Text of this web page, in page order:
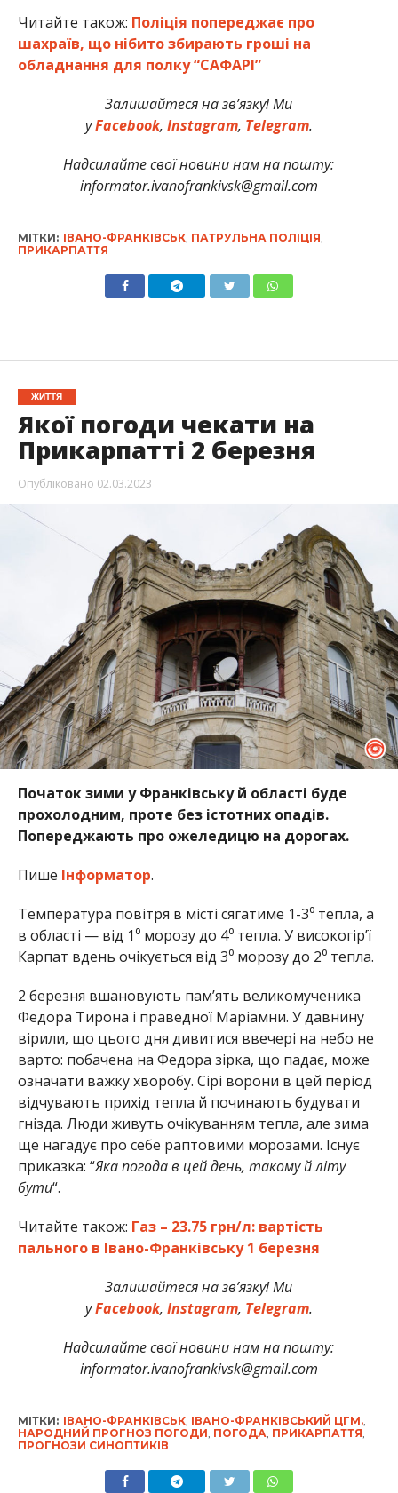
Читайте також: Поліція попереджає про
шахраїв, що нібито збирають гроші на
обладнання для полку “САФАРІ”
Залишайтеся на зв’язку! Ми
уFacebook, Instagram, Telegram.
Надсилайте свої новини нам на пошту:
informator.ivanofrankivsk@gmail.com
МІТКИ: ІВАНО-ФРАНКІВСЬК, ПАТРУЛЬНА ПОЛІЦІЯ
ПРИКАРПАТТЯ
ЖИТТЯ
Якої погоди чекати на
Прикарпатті 2 березня
Опубліковано 02.03.2023
Початок зими у Франківську й області буде
прохолодним, проте без істотних опадів.
Попереджають про ожеледицю на дорогах.
Пише Інформатор.
Температура повітря в місті сягатиме 1-3⁰ тепла, а
в області — від 1⁰ морозу до 4⁰ тепла. У високогір’ї
Карпат вдень очікується від 3⁰ морозу до 2⁰ тепла.
2 березня вшановують пам’ять великомученика
Федора Тирона і праведної Маріамни. У давнину
вірили, що цього дня дивитися ввечері на небо не
варто: побачена на Федора зірка, що падає, може
означати важку хворобу. Сірі ворони в цей період
відчувають прихід тепла й починають будувати
гнізда. Люди живуть очікуванням тепла, але зима
ще нагадує про себе раптовими морозами. Існує
приказка: “Яка погода в цей день, такому й літу
бути“.
Читайте також: Газ – 23.75 грн/л: вартість
пального в Івано-Франківську 1 березня
Залишайтеся на зв’язку! Ми
уFacebook, Instagram, Telegram.
Надсилайте свої новини нам на пошту:
informator.ivanofrankivsk@gmail.com
МІТКИ: ІВАНО-ФРАНКІВСЬК, ІВАНО-ФРАНКІВСЬКИЙ ЦГМ.,
НАРОДНИЙ ПРОГНОЗ ПОГОДИ ПОГОДА ПРИКАРПАТТЯ
ПРОГНОЗИ СИНОПТИКІВ